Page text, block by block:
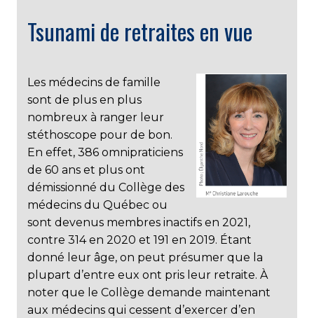
Tsunami de retraites en vue
Les médecins de famille
sont de plus en plus
nombreux à ranger leur
stéthoscope pour de bon.
En effet, 386 omnipraticiens
de 60 ans et plus ont
démissionné du Collège des
médecins du Québec ou
sont devenus membres inactifs en 2021,
contre 314 en 2020 et 191 en 2019. Étant
donné leur âge, on peut présumer que la
plupart d’entre eux ont pris leur retraite. À
noter que le Collège demande maintenant
aux médecins qui cessent d’exercer d’en